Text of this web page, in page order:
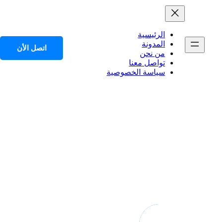
الرئيسية
المدونة
من نحن
تواصل معنا
سياسة الخصوصية
اتصل الأن